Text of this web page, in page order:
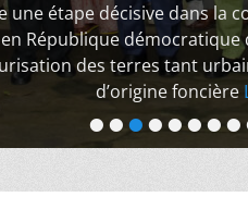
••••••••
une étape décisive dans la
République
des terres tant
d’origine foncière